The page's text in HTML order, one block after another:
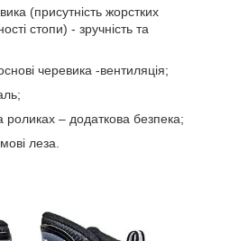
(присутність жорстких
стопи) - зручність та
черевика -вентиляція;
роликах – додаткова безпека;
леза.